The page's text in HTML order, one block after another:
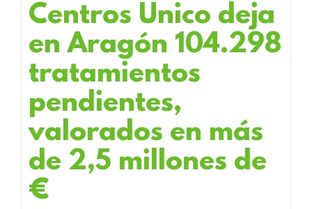
Centros Único deja
en Aragón 104.298
tratamientos
pendientes,
valorados en más
de 2,5 millones de
€